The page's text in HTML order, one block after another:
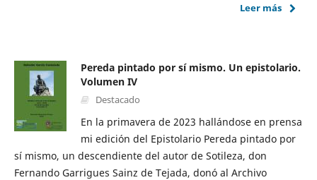
Leer más
Pereda pintado por sí mismo. Un epistolario.
Volumen IV
Destacado
En la primavera de 2023 hallándose en prensa
mi edición del Epistolario Pereda pintado por
sí mismo, un descendiente del autor de Sotileza, don
Fernando Garrigues Sainz de Tejada, donó al Archivo